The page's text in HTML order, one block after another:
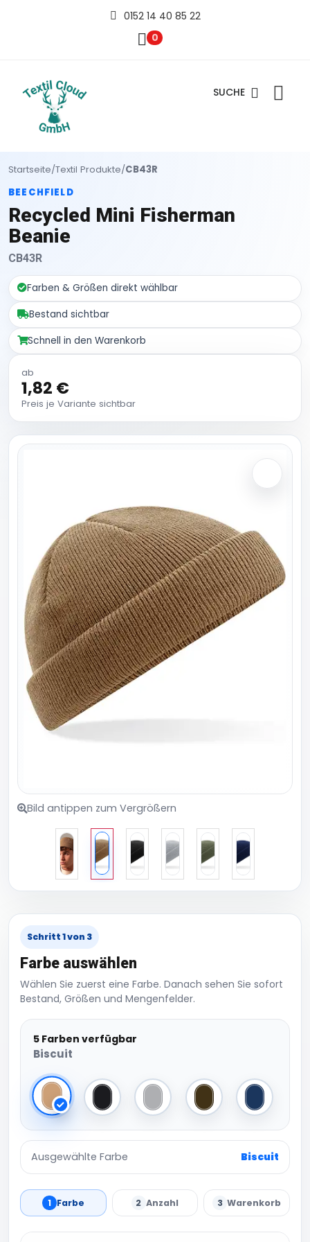
0152 14 40 85 22
0
SUCHE
Startseite/Textil Produkte/CB43R
BEECHFIELD
Recycled Mini Fisherman
Beanie
CB43R
Farben & Größen direkt wählbar
Bestand sichtbar
Schnell in den Warenkorb
ab
1,82 €
Preis je Variante sichtbar
Bild antippen zum Vergrößern
Schritt 1 von 3
Farbe auswählen
Wählen Sie zuerst eine Farbe. Danach sehen Sie sofort
Bestand, Größen und Mengenfelder.
5 Farben verfügbar
Biscuit
Biscuit Black Light Grey Olive Green Oxford
Ausgewählte Farbe Biscuit
1 Farbe 2 Anzahl 3 Warenkorb